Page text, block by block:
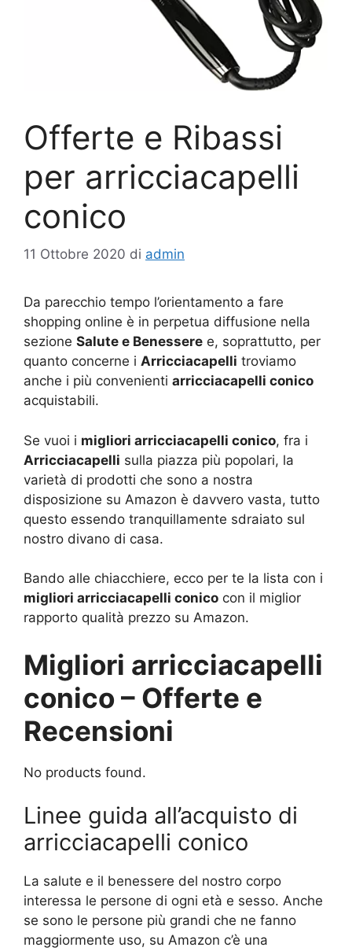
Offerte e Ribassi
per arricciacapelli
conico
11 Ottobre 2020 di admin
Da parecchio tempo l’orientamento a fare
shopping online è in perpetua diffusione nella
sezione Salute e Benessere e, soprattutto, per
quanto concerne i Arricciacapelli troviamo
anche i più convenienti arricciacapelli conico
acquistabili.
Se vuoi i migliori arricciacapelli conico, fra i
Arricciacapelli sulla piazza più popolari, la
varietà di prodotti che sono a nostra
disposizione su Amazon è davvero vasta, tutto
questo essendo tranquillamente sdraiato sul
nostro divano di casa.
Bando alle chiacchiere, ecco per te la lista con i
migliori arricciacapelli conico con il miglior
rapporto qualità prezzo su Amazon.
Migliori arricciacapelli
conico – Offerte e
Recensioni
No products found.
Linee guida all’acquisto di
arricciacapelli conico
La salute e il benessere del nostro corpo
interessa le persone di ogni età e sesso. Anche
se sono le persone più grandi che ne fanno
maggiormente uso, su Amazon c’è una